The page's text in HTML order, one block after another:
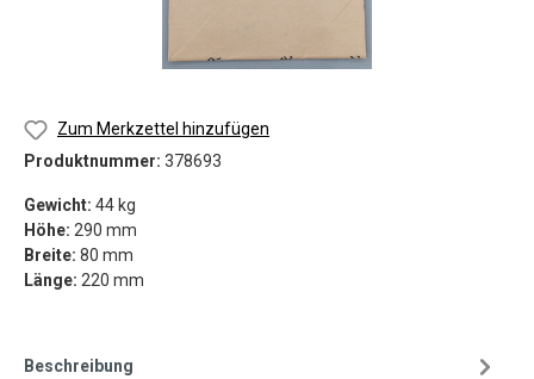
Zum Merkzettel hinzufügen
Produktnummer: 378693
Gewicht: 44 kg
Höhe: 290 mm
Breite: 80 mm
Länge: 220 mm
Beschreibung